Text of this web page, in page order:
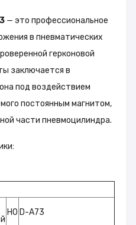
— это профессиональное
в пневматических
герконовой
заключается в
под воздействием
постоянным магнитом,
части пневмоцилиндра.
НО D-A73